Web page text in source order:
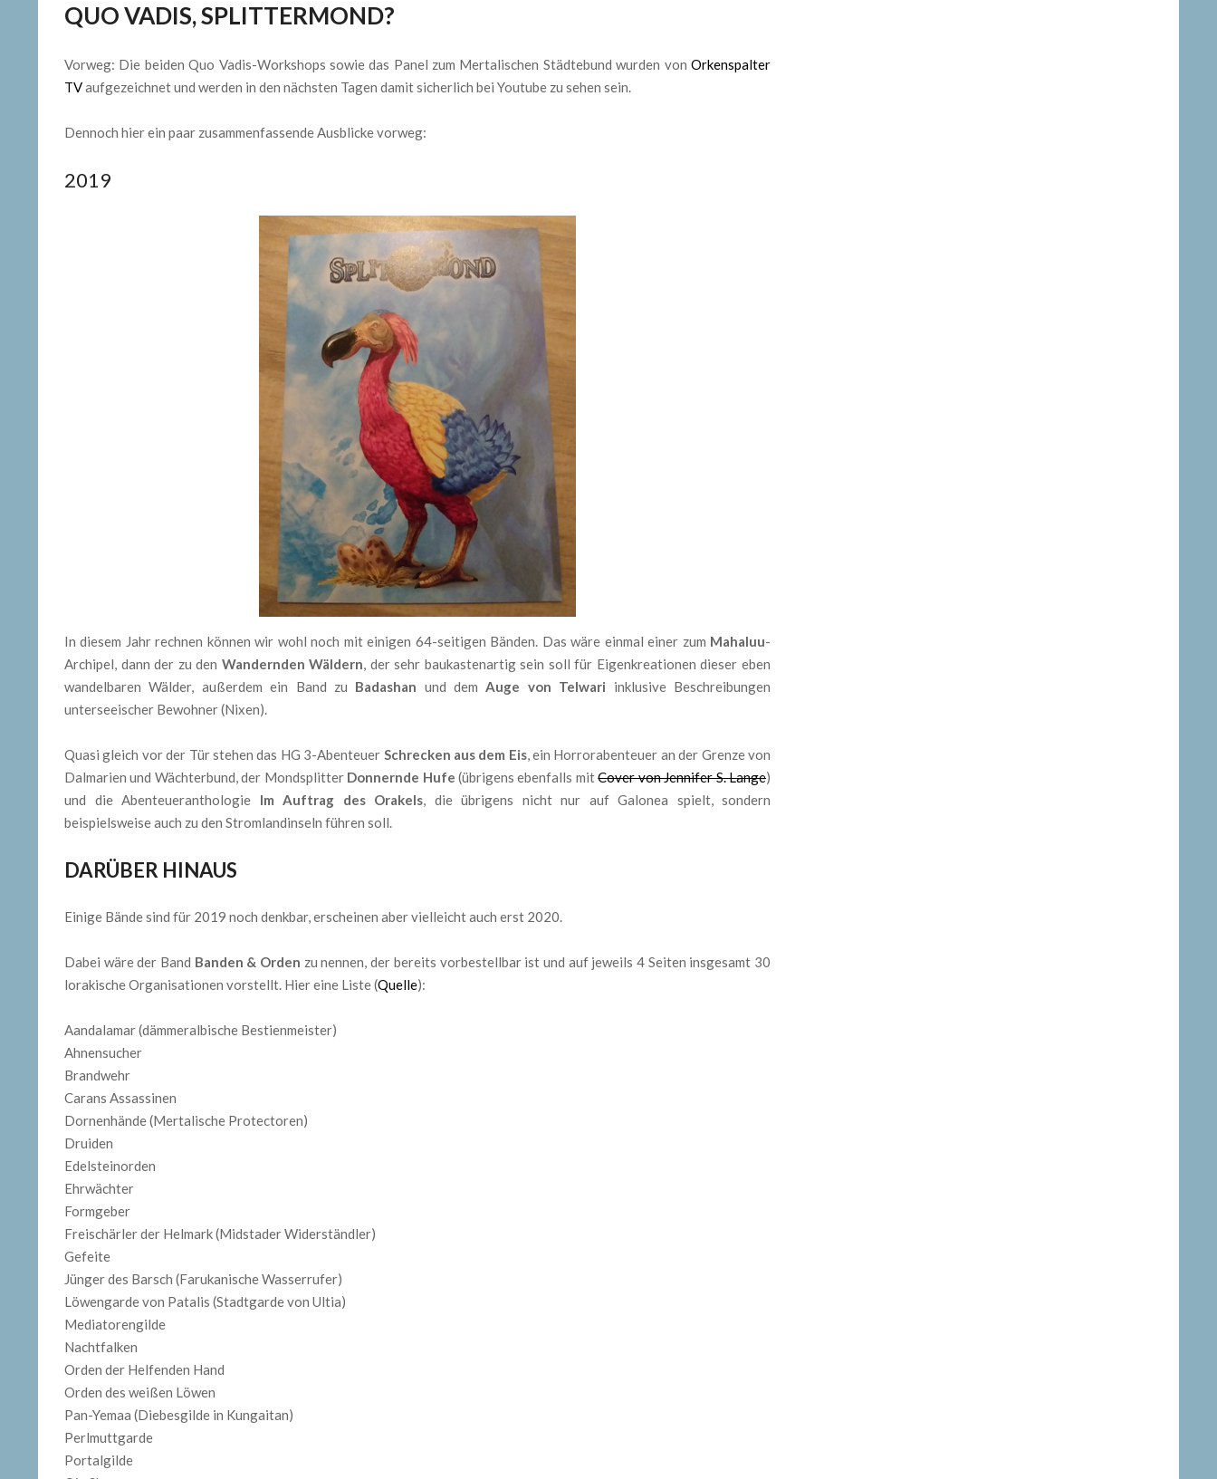
QUO VADIS, SPLITTERMOND?
Vorweg: Die beiden Quo Vadis-Workshops sowie das Panel zum Mertalischen Städtebund wurden von Orkenspalter
TVaufgezeichnet und werden in den nächsten Tagen damit sicherlich bei Youtube zu sehen sein.
Dennoch hier ein paar zusammenfassende Ausblicke vorweg:
2019
In diesem Jahr rechnen können wir wohl noch mit einigen 64-seitigen Bänden. Das wäre einmal einer zum Mahaluu-
Archipel, dann der zu den Wandernden Wäldern, der sehr baukastenartig sein soll für Eigenkreationen dieser eben
wandelbaren Wälder, außerdem ein Band zu Badashan und demAuge von Telwari inklusive Beschreibungen
unterseeischer Bewohner (Nixen).
Quasi gleich vor der Tür stehen das HG 3-Abenteuer Schrecken aus dem Eis, ein Horrorabenteuer an der Grenze von
Dalmarien und Wächterbund, der Mondsplitter Donnernde Hufe (übrigens ebenfalls mitCover von Jennifer S. Lange)
und die Abenteueranthologie Im Auftrag des Orakels, die übrigens nicht nur auf Galonea spielt, sondern
beispielsweise auch zu den Stromlandinseln führen soll.
DARÜBER HINAUS
Einige Bände sind für 2019 noch denkbar, erscheinen aber vielleicht auch erst 2020.
Dabei wäre der Band Banden & Orden zu nennen, der bereits vorbestellbar ist und auf jeweils 4 Seiten insgesamt 30
lorakische Organisationen vorstellt. Hier eine Liste (Quelle):
Aandalamar (dämmeralbische Bestienmeister)
Ahnensucher
Brandwehr
Carans Assassinen
Dornenhände (Mertalische Protectoren)
Druiden
Edelsteinorden
Ehrwächter
Formgeber
Freischärler der Helmark (Midstader Widerständler)
Gefeite
Jünger des Barsch (Farukanische Wasserrufer)
Löwengarde von Patalis (Stadtgarde von Ultia)
Mediatorengilde
Nachtfalken
Orden der Helfenden Hand
Orden des weißen Löwen
Pan-Yemaa (Diebesgilde in Kungaitan)
Perlmuttgarde
Portalgilde